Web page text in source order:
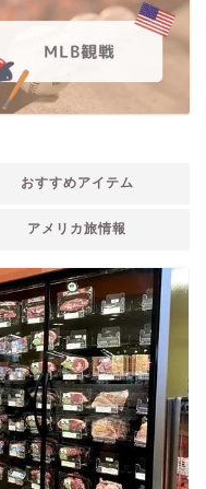
おすすめアイテム
アメリカ旅情報